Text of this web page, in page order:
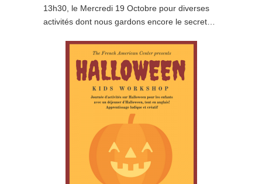
13h30, le Mercredi 19 Octobre pour diverses
activités dont nous gardons encore le secret…